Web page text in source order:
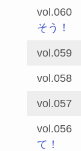
vol.060
そう！
vol.059
vol.058
vol.057
vol.056
て！